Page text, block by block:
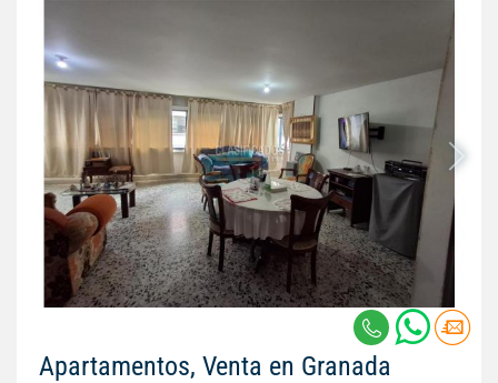
Apartamentos, Venta en Granada